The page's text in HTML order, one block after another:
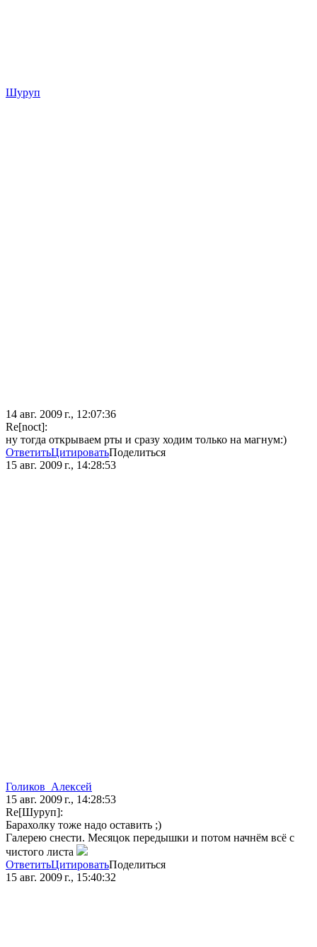
Шуруп
14 авг. 2009 г., 12:07:36
Re[noct]:
ну тогда открываем рты и сразу ходим только на магнум:)
ОтветитьЦитироватьПоделиться
15 авг. 2009 г., 14:28:53
Голиков_Алексей
15 авг. 2009 г., 14:28:53
Re[Шуруп]:
Барахолку тоже надо оставить ;)
Галерею снести. Месяцок передышки и потом начнём всё с
чистого листа
ОтветитьЦитироватьПоделиться
15 авг. 2009 г., 15:40:32